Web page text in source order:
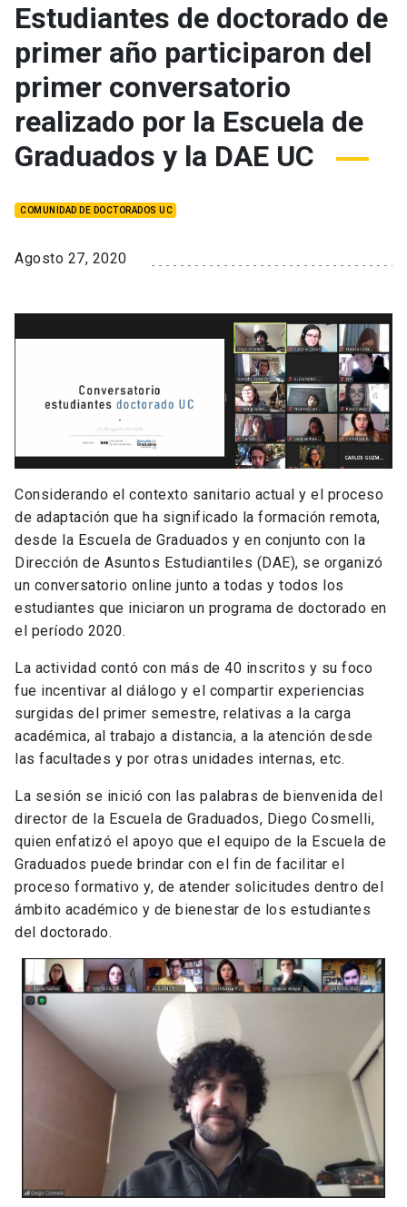
Estudiantes de doctorado de
primer año participaron del
primer conversatorio
realizado por la Escuela de
Graduados y la DAE UC
COMUNIDAD DE DOCTORADOS UC
Agosto 27, 2020
Considerando el contexto sanitario actual y el proceso
de adaptación que ha significado la formación remota,
desde la Escuela de Graduados y en conjunto con la
Dirección de Asuntos Estudiantiles (DAE), se organizó
un conversatorio online junto a todas y todos los
estudiantes que iniciaron un programa de doctorado en
el período 2020.
La actividad contó con más de 40 inscritos y su foco
fue incentivar al diálogo y el compartir experiencias
surgidas del primer semestre, relativas a la carga
académica, al trabajo a distancia, a la atención desde
las facultades y por otras unidades internas, etc.
La sesión se inició con las palabras de bienvenida del
director de la Escuela de Graduados, Diego Cosmelli,
quien enfatizó el apoyo que el equipo de la Escuela de
Graduados puede brindar con el fin de facilitar el
proceso formativo y, de atender solicitudes dentro del
ámbito académico y de bienestar de los estudiantes
del doctorado.